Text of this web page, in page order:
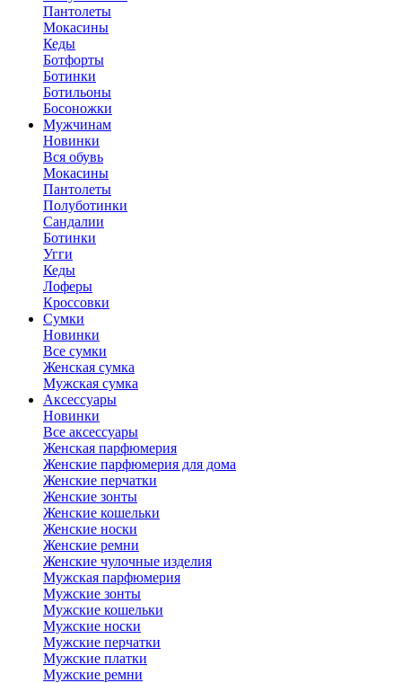
Пантолеты
Мокасины
Кеды
Ботфорты
Ботинки
Ботильоны
Босоножки
Мужчинам
Новинки
Вся обувь
Мокасины
Пантолеты
Полуботинки
Сандалии
Ботинки
Угги
Кеды
Лоферы
Кроссовки
Сумки
Новинки
Все сумки
Женская сумка
Мужская сумка
Аксессуары
Новинки
Все аксессуары
Женская парфюмерия
Женские парфюмерия для дома
Женские перчатки
Женские зонты
Женские кошельки
Женские носки
Женские ремни
Женские чулочные изделия
Мужская парфюмерия
Мужские зонты
Мужские кошельки
Мужские носки
Мужские перчатки
Мужские платки
Мужские ремни